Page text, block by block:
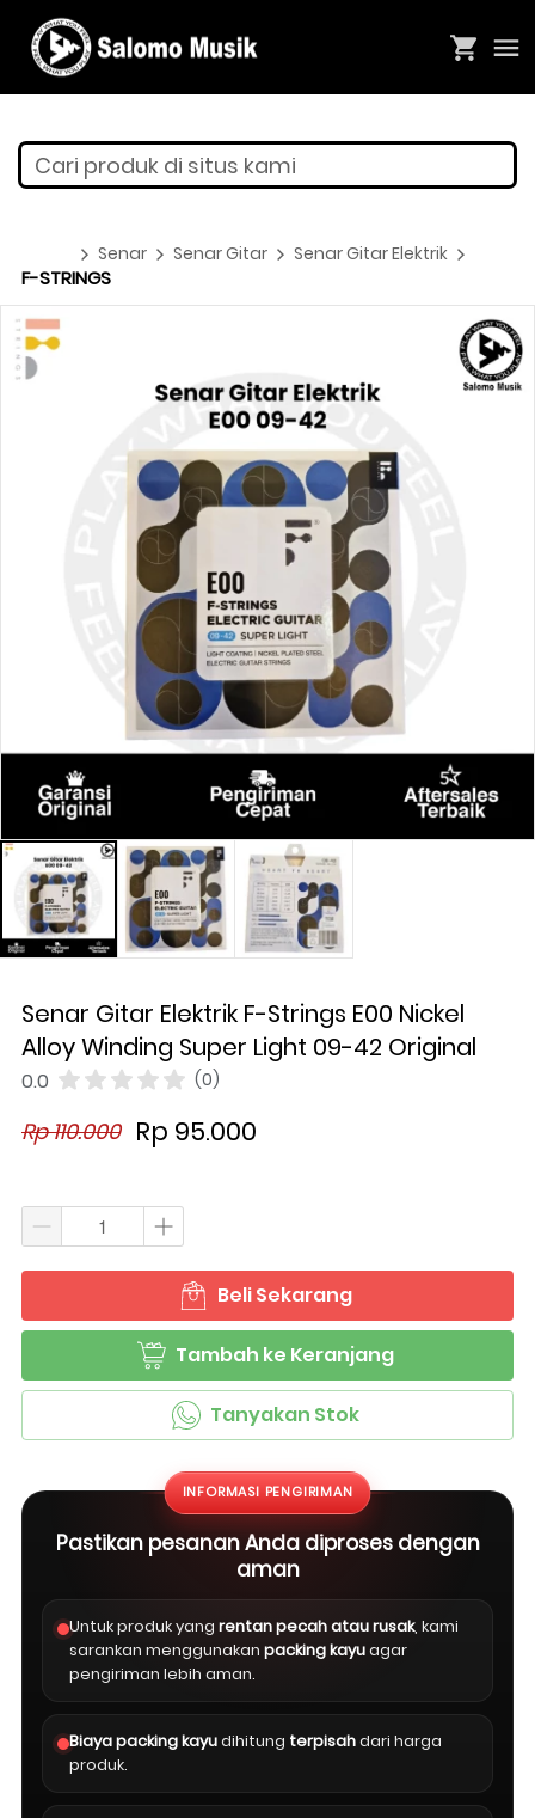
Cari produk di situs kami
Senar Senar Gitar Senar Gitar Elektrik
F-STRINGS
Senar Gitar Elektrik F-Strings E00 Nickel
Alloy Winding Super Light 09-42 Original
0.0 (0)
Rp 110.000 Rp 95.000
` Beli Sekarang
` Tambah ke Keranjang
` Tanyakan Stok
INFORMASI PENGIRIMAN
Pastikan pesanan Anda diproses dengan
aman
Untuk produk yang rentan pecah atau rusak, kami
sarankan menggunakan packing kayuagar
pengiriman lebih aman.
Biaya packing kayudihitung terpisahdari harga
produk.